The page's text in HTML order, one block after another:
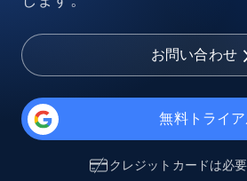
お問い合わせ
無料トライ
クレジットカードは必